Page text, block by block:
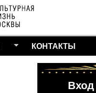
КОНТАКТЫ